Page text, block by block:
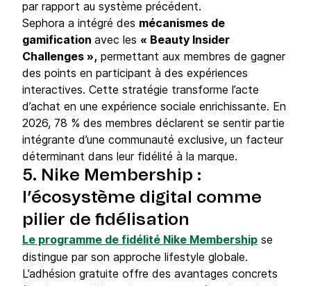
par rapport au système précédent.
Sephora a intégré des mécanismes de
gamification avec les « Beauty Insider
Challenges », permettant aux membres de gagner
des points en participant à des expériences
interactives. Cette stratégie transforme l’acte
d’achat en une expérience sociale enrichissante. En
2026, 78 % des membres déclarent se sentir partie
intégrante d’une communauté exclusive, un facteur
déterminant dans leur fidélité à la marque.
5. Nike Membership :
l’écosystème digital comme
pilier de fidélisation
Le programme de fidélité Nike Membership se
distingue par son approche lifestyle globale.
L’adhésion gratuite offre des avantages concrets